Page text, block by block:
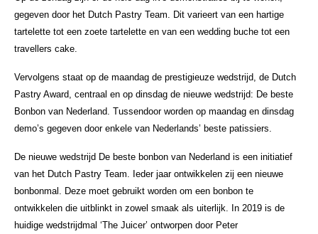
gegeven door het Dutch Pastry Team. Dit varieert van een hartige
tartelette tot een zoete tartelette en van een wedding buche tot een
travellers cake.
Vervolgens staat op de maandag de prestigieuze wedstrijd, de Dutch
Pastry Award, centraal en op dinsdag de nieuwe wedstrijd: De beste
Bonbon van Nederland. Tussendoor worden op maandag en dinsdag
demo’s gegeven door enkele van Nederlands’ beste patissiers.
De nieuwe wedstrijd De beste bonbon van Nederland is een initiatief
van het Dutch Pastry Team. Ieder jaar ontwikkelen zij een nieuwe
bonbonmal. Deze moet gebruikt worden om een bonbon te
ontwikkelen die uitblinkt in zowel smaak als uiterlijk. In 2019 is de
huidige wedstrijdmal ‘The Juicer’ ontworpen door Peter